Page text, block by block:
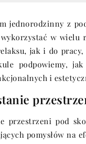
jednorodzinny z
w wielu
jak i do
podpowiemy,
i
przestrzeni pod
pomysłów na